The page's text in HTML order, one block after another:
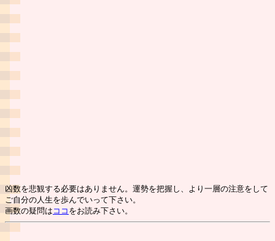
凶数を悲観する必要はありません。運勢を把握し、より一層の注意をして
ご自分の人生を歩んでいって下さい。
画数の疑問は ココ をお読み下さい。